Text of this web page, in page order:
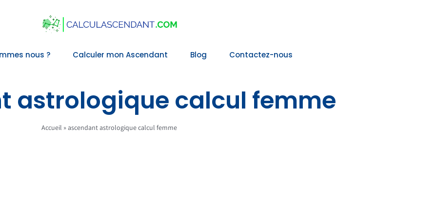
nous ? Calculer mon Ascendant Blog Contactez-nous
astrologique calcul femme
Accueil »ascendant astrologique calcul femme